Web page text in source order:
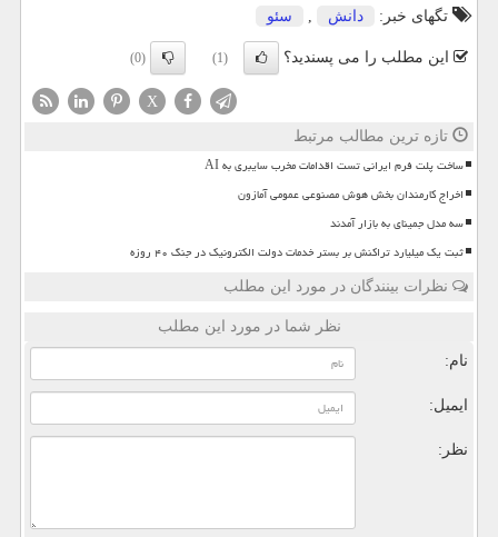
تگهای خبر:
دانش , سئو
این مطلب را می پسندید؟ (1)
(0)
X
تازه ترین مطالب مرتبط
ساخت پلت فرم ایرانی تست اقدامات مخرب سایبری به AI
اخراج کارمندان بخش هوش مصنوعی عمومی آمازون
سه مدل جمینای به بازار آمدند
ثبت یک میلیارد تراکنش بر بستر خدمات دولت الکترونیک در جنگ ۴۰ روزه
نظرات بینندگان در مورد این مطلب
نظر شما در مورد این مطلب
نام:
ایمیل:
نظر: